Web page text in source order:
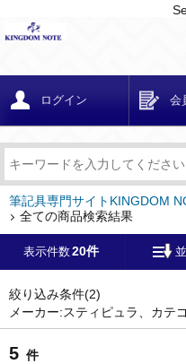
筆記具専門サイトKINGDOM
全ての商品検索結果
表示件数20件
絞り込み条件(2)
メーカー:スティピュラ、カテ
5 件
戻る こ
メーカー・国
カテゴリ
キーワード
メーカー
モンブラン(563)
ファーバーカステル